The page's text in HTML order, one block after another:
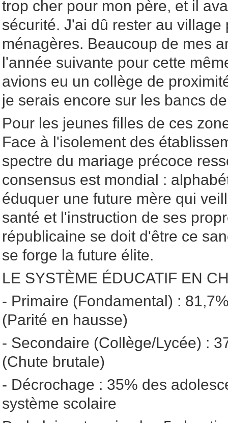
trop cher pour mon père, et il
sécurité. J'ai dû rester au
ménagères. Beaucoup de mes
l'année suivante pour cette
avions eu un collège de
je serais encore sur les bancs
Pour les jeunes filles de ces
Face à l'isolement des
spectre du mariage précoce
consensus est mondial :
éduquer une future mère qui
santé et l'instruction de ses
républicaine se doit d'être ce
se forge la future élite.
LE SYSTÈME ÉDUCATIF EN
- Primaire (Fondamental) :
(Parité en hausse)
- Secondaire (Collège/Lycée) :
(Chute brutale)
- Décrochage : 35% des
système scolaire